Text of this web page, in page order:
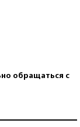
обращаться с